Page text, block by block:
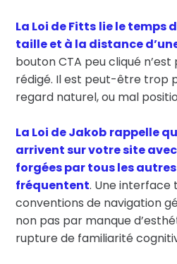
La Loi de Fitts lie le temps
taille et à la distance
bouton CTA peu cliqué
rédigé. Il est peut-être trop
regard naturel, ou mal
La Loi de Jakob rappelle
arrivent sur votre site
forgées par tous les
fréquentent. Une interface
conventions de navigation
non pas par manque
rupture de familiarité